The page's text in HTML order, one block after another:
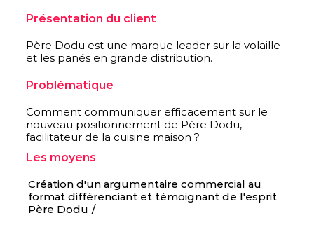
Présentation du client
Père Dodu est une marque leader sur la volaille
et les panés en grande distribution.
Problématique
Comment communiquer efficacement sur le
nouveau positionnement de Père Dodu,
facilitateur de la cuisine maison ?
Les moyens
Création d'un argumentaire commercial au
format différenciant et témoignant de l'esprit
Père Dodu